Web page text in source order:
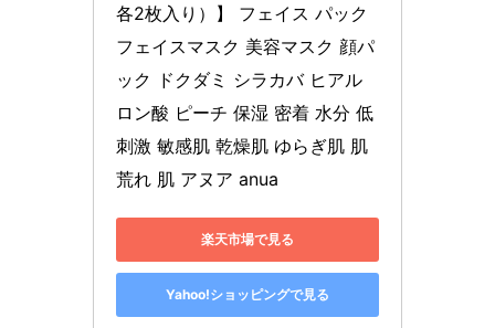
各2枚入り）】 フェイス パック
フェイスマスク 美容マスク 顔パ
ック ドクダミ シラカバ ヒアル
ロン酸 ピーチ 保湿 密着 水分 低
刺激 敏感肌 乾燥肌 ゆらぎ肌 肌
荒れ 肌 アヌア anua
楽天市場で見る
Yahoo!ショッピングで見る